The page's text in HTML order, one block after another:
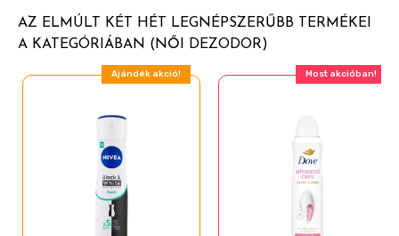
Tocopheryl acetate
Triclosan
Sodium hydroxide
Sodium dodecylbenzene sulfonate
Isotridecyl alcohol ethoxylated
Phenoxyethanol
AZ ELMÚLT KÉT HÉT LEGNÉPSZERŰBB TERMÉKEI
A KATEGÓRIÁBAN (NŐI DEZODOR)
Ajándék akció! Most akcióban!